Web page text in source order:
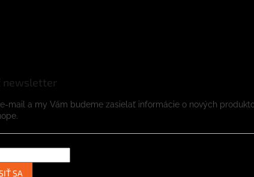
newsletter
mail a my Vám budeme zasielať informácie o nových
SA